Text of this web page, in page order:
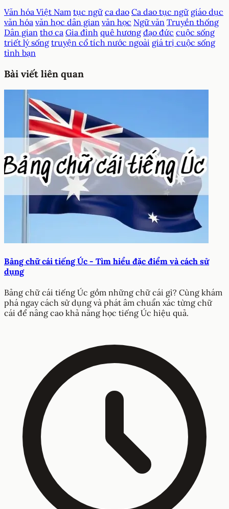
Văn hóa Việt Nam tục ngữ ca dao Ca dao tục ngữ giáo dục
văn hóa văn học dân gian văn học Ngữ văn Truyền thống
Dân gian thơ ca Gia đình quê hương đạo đức cuộc sống
triết lý sống truyện cổ tích nước ngoài giá trị cuộc sống
tình bạn
Bài viết liên quan
Bảng chữ cái tiếng Úc - Tìm hiểu đặc điểm và cách sử
dụng
Bảng chữ cái tiếng Úc gồm những chữ cái gì? Cùng khám
phá ngay cách sử dụng và phát âm chuẩn xác từng chữ
cái để nâng cao khả năng học tiếng Úc hiệu quả.